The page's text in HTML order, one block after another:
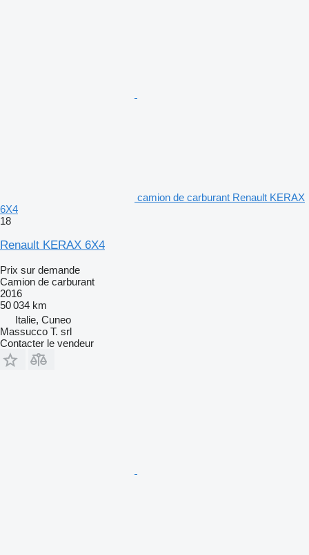
camion de carburant Renault KERAX
6X4
18
Renault KERAX 6X4
Prix sur demande
Camion de carburant
2016
50 034 km
Italie, Cuneo
Massucco T. srl
Contacter le vendeur